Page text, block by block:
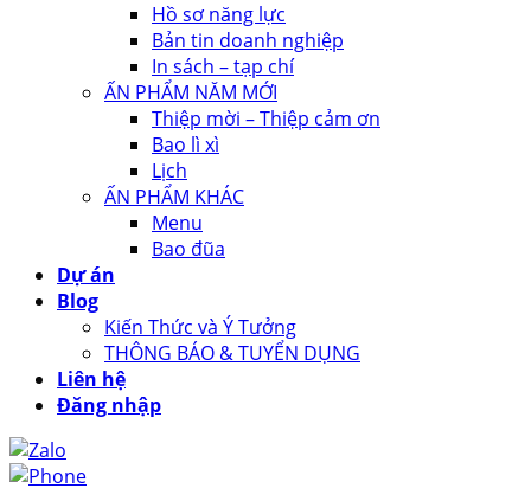
Hồ sơ năng lực
Bản tin doanh nghiệp
In sách – tạp chí
ẤN PHẨM NĂM MỚI
Thiệp mời – Thiệp cảm ơn
Bao lì xì
Lịch
ẤN PHẨM KHÁC
Menu
Bao đũa
Dự án
Blog
Kiến Thức và Ý Tưởng
THÔNG BÁO & TUYỂN DỤNG
Liên hệ
Đăng nhập